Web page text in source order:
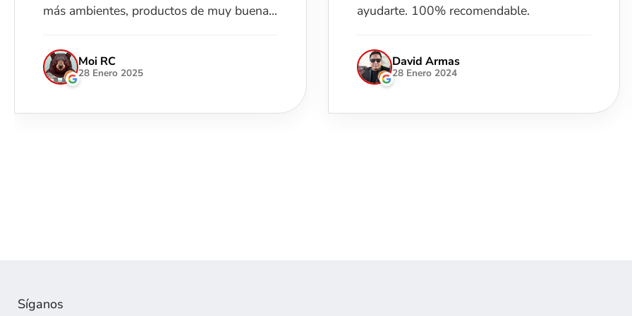
ayudarte. 100% recomendable.
David Armas
28 Enero 2024
todo... pidieron disculpas muy
5.
Iliana Rodo
28 Junio 2025
Síganos